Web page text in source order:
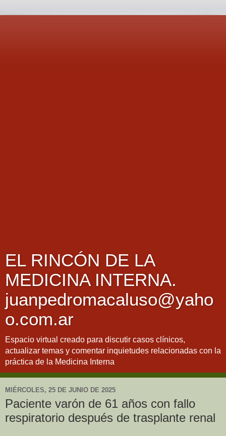
EL RINCÓN DE LA
MEDICINA INTERNA.
juanpedromacaluso@yaho
o.com.ar
Espacio virtual creado para discutir casos clínicos,
actualizar temas y comentar inquietudes relacionadas con la
práctica de la Medicina Interna
MIÉRCOLES, 25 DE JUNIO DE 2025
Paciente varón de 61 años con fallo
respiratorio después de trasplante renal